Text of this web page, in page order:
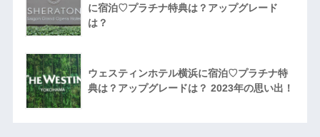
に宿泊♡プラチナ特典は？アップグレード
は？
ウェスティンホテル横浜に宿泊♡プラチナ特
典は？アップグレードは？ 2023年の思い出！